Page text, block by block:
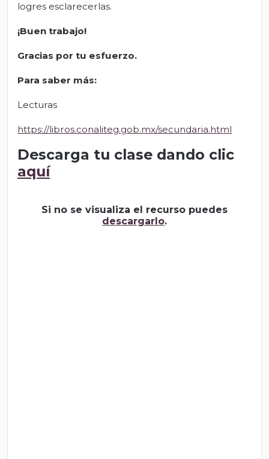
logres esclarecerlas.
¡Buen trabajo!
Gracias por tu esfuerzo.
Para saber más:
Lecturas
https://libros.conaliteg.gob.mx/secundaria.html
Descarga tu clase dando clic
aquí
Si no se visualiza el recurso puedes
descargarlo.